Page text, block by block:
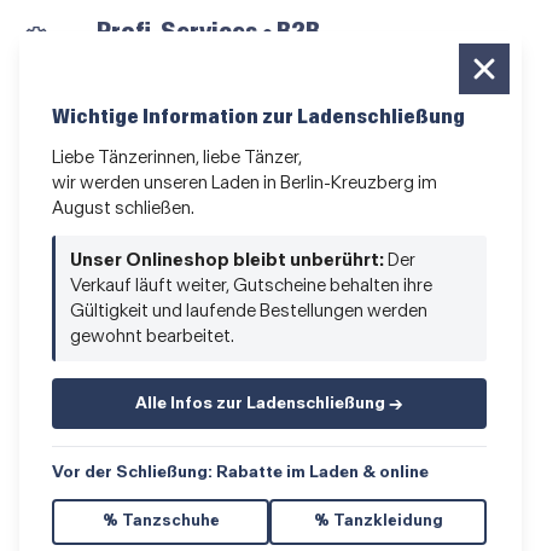
Profi-Services • B2B
Newsletter bestellen
Das Kleingedruckte
Vertrag widerrufen
© 2026 Hacke & Spitze GmbH
Wichtige Information zur Ladenschließung
Liebe Tänzerinnen, liebe Tänzer,
wir werden unseren Laden in Berlin-Kreuzberg im
August schließen.
Unser Onlineshop bleibt unberührt: Der
Verkauf läuft weiter, Gutscheine behalten ihre
Gültigkeit und laufende Bestellungen werden
gewohnt bearbeitet.
Alle Infos zur Ladenschließung →
Vor der Schließung: Rabatte im Laden & online
% Tanzschuhe % Tanzkleidung